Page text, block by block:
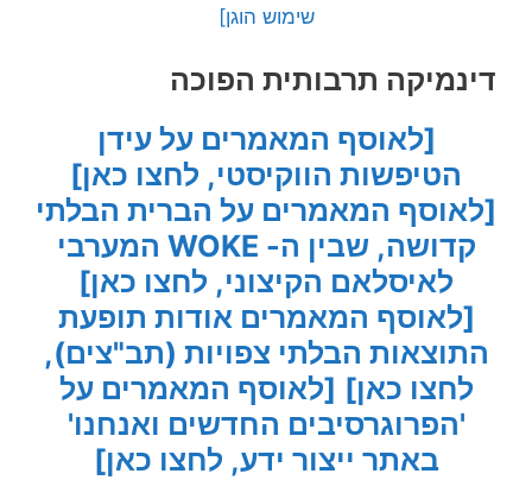
שימוש הוגן]
דינמיקה תרבותית הפוכה
[לאוסף המאמרים על עידן
הטיפשות הווקיסטי, לחצו כאן]
[לאוסף המאמרים על הברית הבלתי
קדושה, שבין ה- WOKE המערבי
לאיסלאם הקיצוני, לחצו כאן]
[לאוסף המאמרים אודות תופעת
התוצאות הבלתי צפויות (תב"צים),
לחצו כאן] [לאוסף המאמרים על
'הפרוגרסיבים החדשים ואנחנו'
באתר ייצור ידע, לחצו כאן]